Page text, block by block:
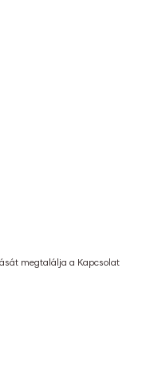
megtalálja a Kapcsolat